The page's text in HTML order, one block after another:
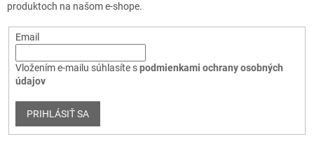
produktoch na našom e-shope.
Email
Vložením e-mailu súhlasíte spodmienkami ochrany osobných
údajov
PRIHLÁSIŤ SA